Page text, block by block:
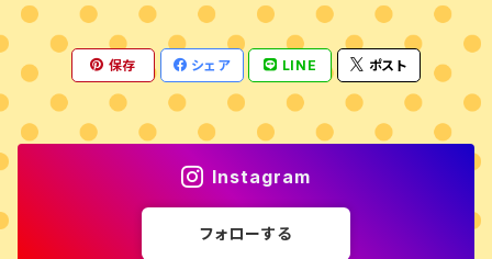
保存 シェア LINE ポスト
Instagram
フォローする